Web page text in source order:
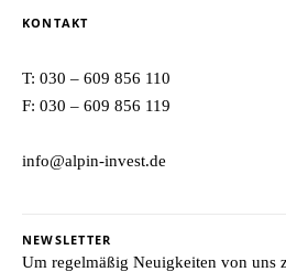
KONTAKT
T: 030 – 609 856 110
F: 030 – 609 856 119
info@alpin-invest.de
NEWSLETTER
Um regelmäßig Neuigkeiten von uns